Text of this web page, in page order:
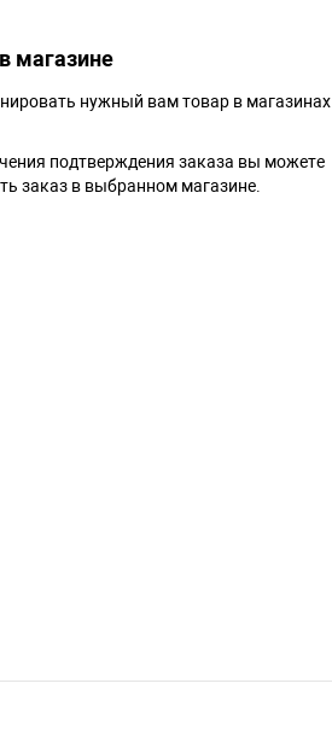
магазине
нужный вам товар в магазинах
подтверждения заказа вы можете
заказ в выбранном магазине.